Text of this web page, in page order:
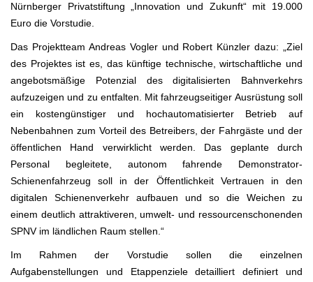
Nürnberger Privatstiftung „Innovation und Zukunft“ mit 19.000
Euro die Vorstudie.
Das Projektteam Andreas Vogler und Robert Künzler dazu: „Ziel
des Projektes ist es, das künftige technische, wirtschaftliche und
angebotsmäßige Potenzial des digitalisierten Bahnverkehrs
aufzuzeigen und zu entfalten. Mit fahrzeugseitiger Ausrüstung soll
ein kostengünstiger und hochautomatisierter Betrieb auf
Nebenbahnen zum Vorteil des Betreibers, der Fahrgäste und der
öffentlichen Hand verwirklicht werden. Das geplante durch
Personal begleitete, autonom fahrende Demonstrator-
Schienenfahrzeug soll in der Öffentlichkeit Vertrauen in den
digitalen Schienenverkehr aufbauen und so die Weichen zu
einem deutlich attraktiveren, umwelt- und ressourcenschonenden
SPNV im ländlichen Raum stellen.“
Im Rahmen der Vorstudie sollen die einzelnen
Aufgabenstellungen und Etappenziele detailliert definiert und